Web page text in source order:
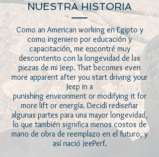
NUESTRA HISTORIA
Como an American working en Egipto y
como ingeniero por educación y
capacitación, me encontré muy
descontento con la longevidad de las
piezas de mi Jeep. That becomes even
more apparent after you start driving your
Jeep in a
punishing environment or modifying it for
more lift or energía. Decidí rediseñar
algunas partes para una mayor longevidad,
lo que también significa menos costos de
mano de obra de reemplazo en el futuro, y
así nació JeePerf.